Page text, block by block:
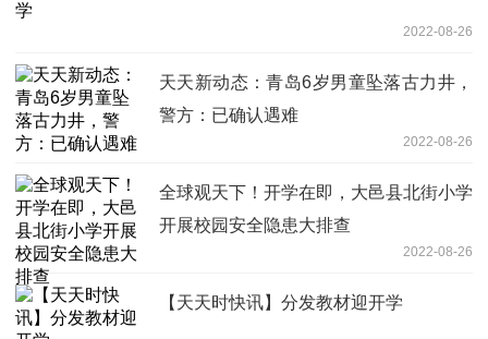
2022-08-26
天天新动态：青岛6岁男童坠落古力井，
警方：已确认遇难
2022-08-26
全球观天下！开学在即，大邑县北街小学
开展校园安全隐患大排查
2022-08-26
【天天时快讯】分发教材迎开学